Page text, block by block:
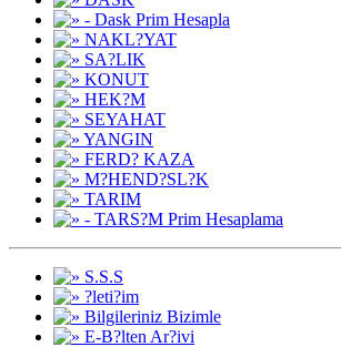
- Dask Prim Hesapla
NAKL?YAT
SA?LIK
KONUT
HEK?M
SEYAHAT
YANGIN
FERD? KAZA
M?HEND?SL?K
TARIM
- TARS?M Prim Hesaplama
S.S.S
?leti?im
Bilgileriniz Bizimle
E-B?lten Ar?ivi